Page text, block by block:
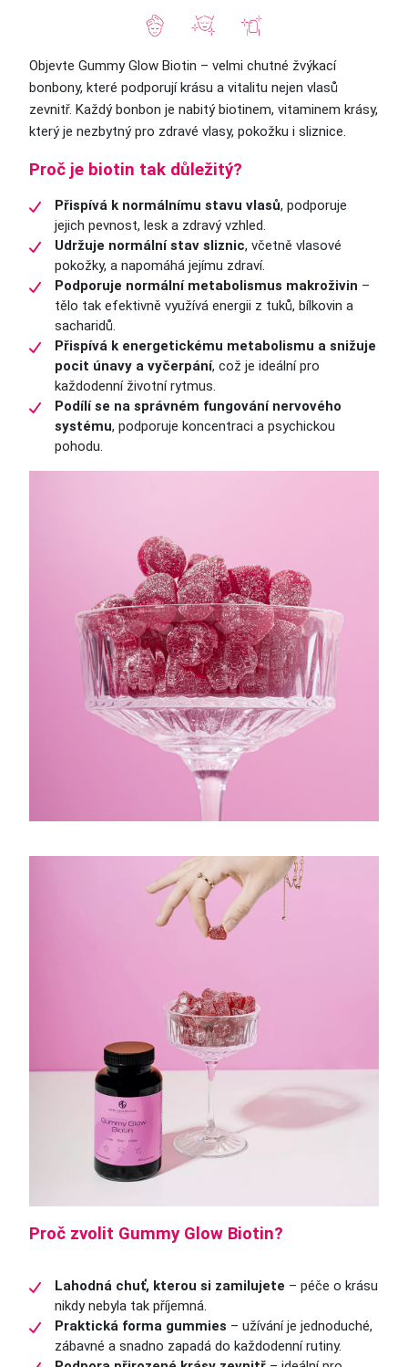
Objevte Gummy Glow Biotin – velmi chutné žvýkací
bonbony, které podporují krásu a vitalitu nejen vlasů
zevnitř. Každý bonbon je nabitý biotinem, vitaminem krásy,
který je nezbytný pro zdravé vlasy, pokožku i sliznice.
Proč je biotin tak důležitý?
Přispívá k normálnímu stavu vlasů, podporuje
jejich pevnost, lesk a zdravý vzhled.
Udržuje normální stav sliznic, včetně vlasové
pokožky, a napomáhá jejímu zdraví.
Podporuje normální metabolismus makroživin –
tělo tak efektivně využívá energii z tuků, bílkovin a
sacharidů.
Přispívá k energetickému metabolismu a snižuje
pocit únavy a vyčerpání, což je ideální pro
každodenní životní rytmus.
Podílí se na správném fungování nervového
systému, podporuje koncentraci a psychickou
pohodu.
Proč zvolit Gummy Glow Biotin?
Lahodná chuť, kterou si zamilujete – péče o krásu
nikdy nebyla tak příjemná.
Praktická forma gummies – užívání je jednoduché,
zábavné a snadno zapadá do každodenní rutiny.